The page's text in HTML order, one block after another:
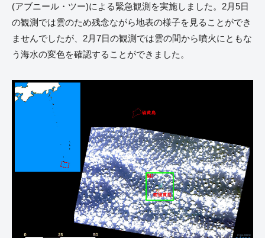
(アブニール・ツー)による緊急観測を実施しました。2月5日
の観測では雲のため残念ながら地表の様子を見ることができ
ませんでしたが、2月7日の観測では雲の間から噴火にともな
う海水の変色を確認することができました。